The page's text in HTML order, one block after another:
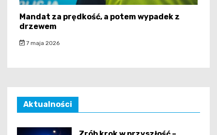
Mandat za prędkość, a potem wypadek z
drzewem
7 maja 2026
Aktualności